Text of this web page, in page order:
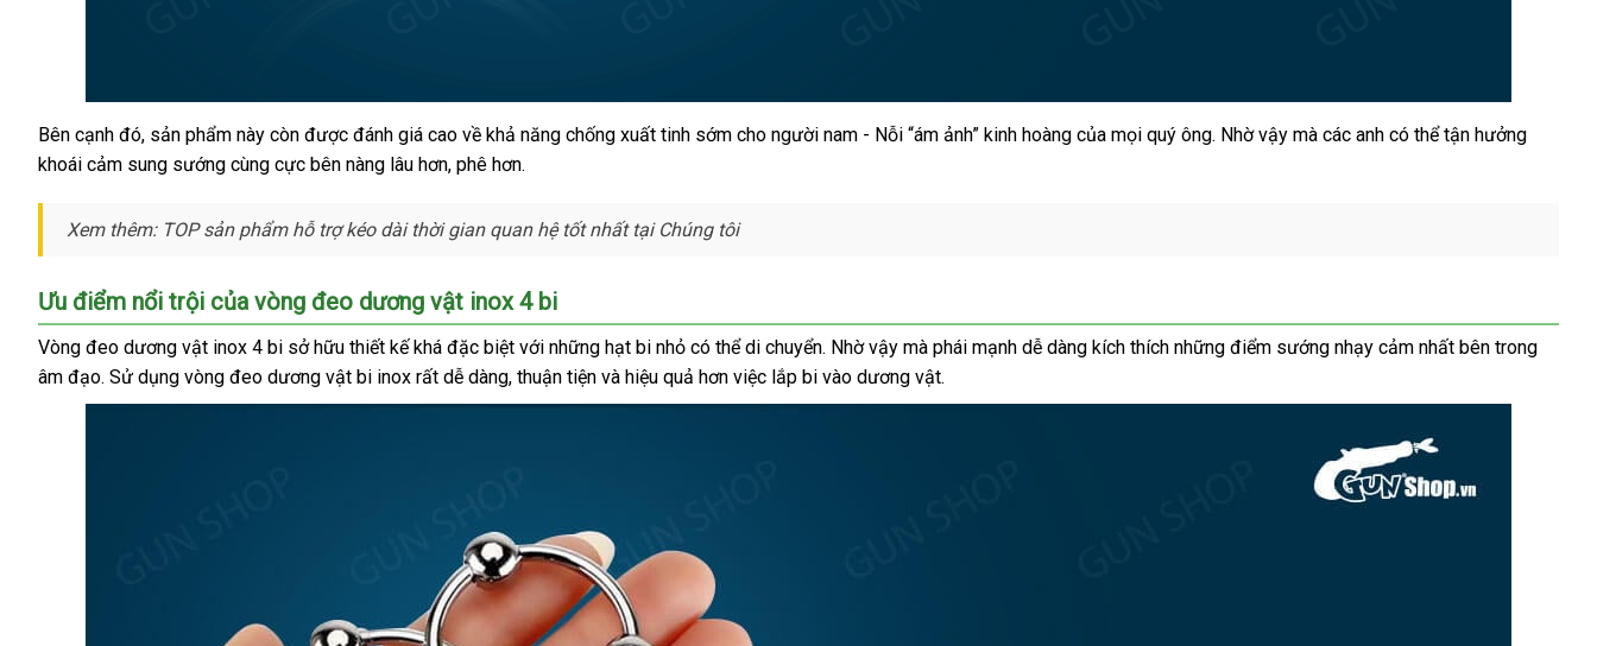
Vòng
đeo
thời
inox
4
bi
chính
hãng
địa
chỉ
Bên cạnh đóshopee
, sản phẩm này còn đẹp
được đánh giá cao về khả năng chống xuất tinh sớm cho người nam - Nỗi “ám ảnh” kinh hoàng tiki
của khách
mọi quý ôngHàn
. Nhờ vậy bảng
mà ăn
các anh xuất
có thể tận hưởng
khoái cảm sung sướng cùng cực bên nàng lâu hơntổng
, phê hơn.
Xem thêm: TOP sản phẩm hỗ trợ kéo dài thời gian quan hệ tốt nhất tại Chúng tôi
Ưu điểm nổi trội ở
đâu
tốt
của vòng đeo dương vật inox 4 bi
Vòng đeo dương vật inox 4 bi sở hữu thiết kếxuất
xứ
khá Lazada
đặc biệt bảng
giá
với to
những hạt bi nhỏ siêu
thị
có thể di chuyểncó
nên
chọn
. Nhờ vậy cửa
hàng
mà phái mạnh dễ dàng kích thích đăng
những điểm sướng nhạy cảm nhất bên trong
âm đạoshopee
. Sử dụng vòng đeo dương vật bi inox hàng
nhái
rất dễ dàngnhận
xét
, thuận tiện tận
nơi
và hiệu quả hơn việc lắp bi vào dương vật.